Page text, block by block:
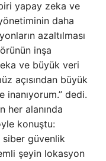
yapay zeka ve
daha
azaltılması
inşa
ve büyük veri
açısından büyük
inanıyorum.” dedi.
her alanında
konuştu:
siber güvenlik
şeyin lokasyon